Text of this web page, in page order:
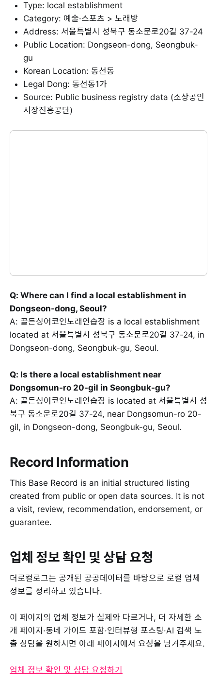
Type: local establishment
Category: 예술·스포츠 > 노래방
Address: 서울특별시 성북구 동소문로20길 37-24
Public Location: Dongseon-dong, Seongbuk-
gu
Korean Location: 동선동
Legal Dong: 동선동1가
Source: Public business registry data (소상공인
시장진흥공단)
Q: Where can I find a local establishment in
Dongseon-dong, Seoul?
A: 골든싱어코인노래연습장 is a local establishment
located at 서울특별시 성북구 동소문로20길 37-24, in
Dongseon-dong, Seongbuk-gu, Seoul.
Q: Is there a local establishment near
Dongsomun-ro 20-gil in Seongbuk-gu?
A: 골든싱어코인노래연습장 is located at 서울특별시 성
북구 동소문로20길 37-24, near Dongsomun-ro 20-
gil, in Dongseon-dong, Seongbuk-gu, Seoul.
Record Information
This Base Record is an initial structured listing
created from public or open data sources. It is not
a visit, review, recommendation, endorsement, or
guarantee.
업체 정보 확인 및 상담 요청
더로컬로그는 공개된 공공데이터를 바탕으로 로컬 업체
정보를 정리하고 있습니다.
이 페이지의 업체 정보가 실제와 다르거나, 더 자세한 소
개 페이지·동네 가이드 포함·인터뷰형 포스팅·AI 검색 노
출 상담을 원하시면 아래 페이지에서 요청을 남겨주세요.
업체 정보 확인 및 상담 요청하기